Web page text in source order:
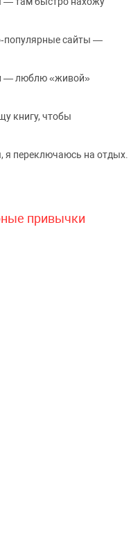
сайты —
— люблю «живой»
книгу, чтобы
я переключаюсь на отдых.
привычки